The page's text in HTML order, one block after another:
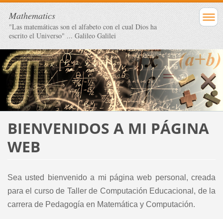
Mathematics
"Las matemáticas son el alfabeto con el cual Dios ha
escrito el Universo" ... Galileo Galilei
BIENVENIDOS A MI PÁGINA
WEB
Sea usted bienvenido a mi página web personal, creada
para el curso de Taller de Computación Educacional, de la
carrera de Pedagogía en Matemática y Computación.